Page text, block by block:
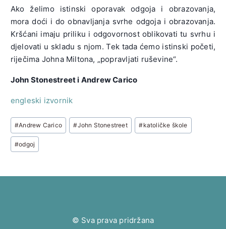
Ako želimo istinski oporavak odgoja i obrazovanja,
mora doći i do obnavljanja svrhe odgoja i obrazovanja.
Kršćani imaju priliku i odgovornost oblikovati tu svrhu i
djelovati u skladu s njom. Tek tada ćemo istinski početi,
riječima Johna Miltona, „popravljati ruševine“.
John Stonestreet i Andrew Carico
engleski izvornik
Post
Tags:
#Andrew Carico #John Stonestreet #katoličke škole
#odgoj
© Sva prava pridržana